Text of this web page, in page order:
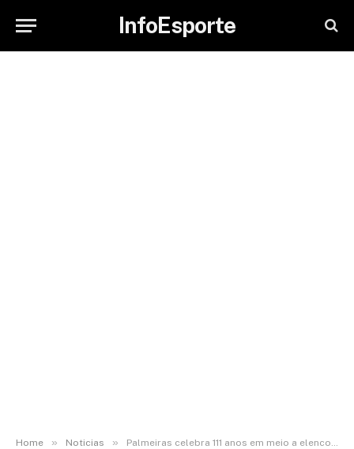
InfoEsporte
Home » Noticias » Palmeiras celebra 111 anos em meio a elenco remodelado e campanha invicta no Brasileiro